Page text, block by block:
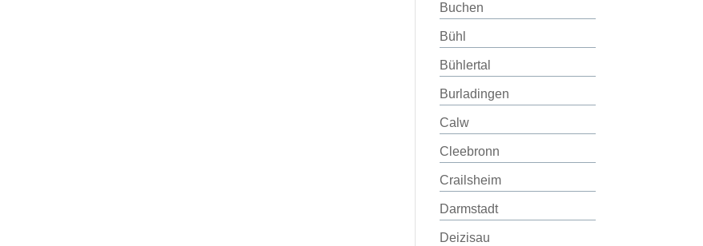
Buchen
Bühl
Bühlertal
Burladingen
Calw
Cleebronn
Crailsheim
Darmstadt
Deizisau